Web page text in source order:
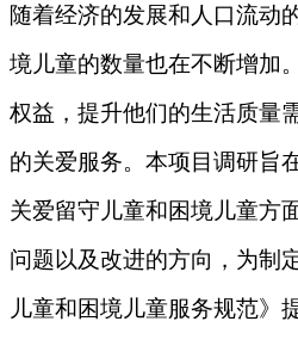
随着经济的发展和人口流动
境儿童的数量也在不断增加
权益，提升他们的生活质量
的关爱服务。本项目调研旨
关爱留守儿童和困境儿童方
问题以及改进的方向，为制
儿童和困境儿童服务规范》